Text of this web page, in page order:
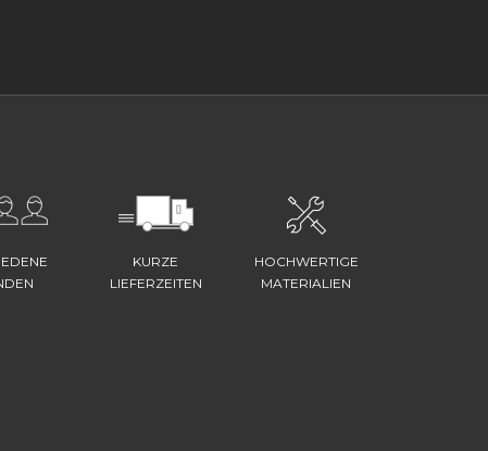
KURZE
LIEFERZEITEN
HOCHWERTIGE
MATERIALIEN